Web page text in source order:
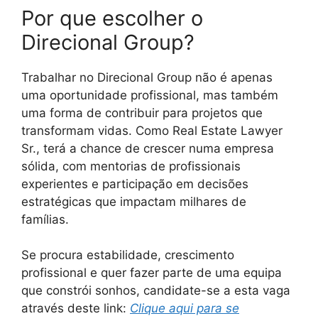
Por que escolher o
Direcional Group?
Trabalhar no Direcional Group não é apenas
uma oportunidade profissional, mas também
uma forma de contribuir para projetos que
transformam vidas. Como Real Estate Lawyer
Sr., terá a chance de crescer numa empresa
sólida, com mentorias de profissionais
experientes e participação em decisões
estratégicas que impactam milhares de
famílias.
Se procura estabilidade, crescimento
profissional e quer fazer parte de uma equipa
que constrói sonhos, candidate-se a esta vaga
através deste link: Clique aqui para se